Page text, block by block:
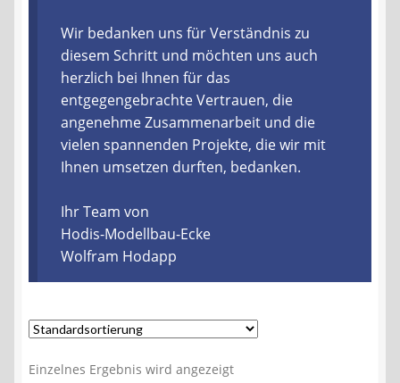
Batterien- und Akku Verordnung
Elektro- und Elektronikgeräte Verordnung
Öle- und Schmierstoff Verordnung
Vereine & Foren
Kontakt
Wir bedanken uns für Verständnis zu
diesem Schritt und möchten uns auch
herzlich bei Ihnen für das
entgegengebrachte Vertrauen, die
angenehme Zusammenarbeit und die
vielen spannenden Projekte, die wir mit
Ihnen umsetzen durften, bedanken.
Ihr Team von
Hodis-Modellbau-Ecke
Wolfram Hodapp
Einzelnes Ergebnis wird angezeigt